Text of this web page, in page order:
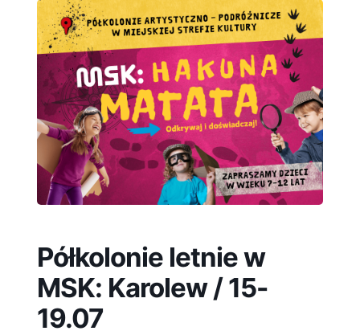
Półkolonie letnie w
MSK: Karolew / 15-
19.07